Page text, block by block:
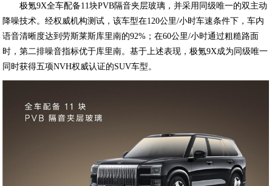
极氪9X全车配备11块PVB隔音夹层玻璃，并采用同级唯一的双主动
降噪技术。经权威机构测试，该车型在120公里/小时车速条件下，车内
语音清晰度达到劳斯莱斯库里南的92%；在60公里/小时通过粗糙路面
时，第二排噪音指标优于库里南。基于上述表现，极氪9X成为同级唯一
同时获得五项NVH权威认证的SUV车型。